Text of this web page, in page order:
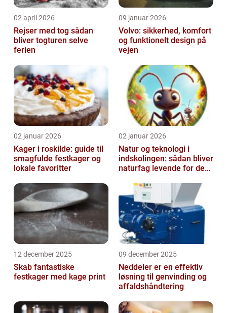
02 april 2026
Rejser med tog sådan
bliver togturen selve
ferien
09 januar 2026
Volvo: sikkerhed, komfort
og funktionelt design på
vejen
02 januar 2026
Kager i roskilde: guide til
smagfulde festkager og
lokale favoritter
02 januar 2026
Natur og teknologi i
indskolingen: sådan bliver
naturfag levende for de
12 december 2025
Skab fantastiske
festkager med kage print
09 december 2025
Neddeler er en effektiv
løsning til genvinding og
affaldshåndtering